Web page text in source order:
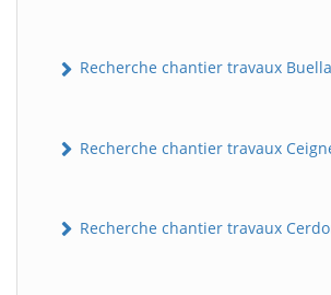
Recherche chantier travaux
Recherche chantier travaux
Recherche chantier travaux